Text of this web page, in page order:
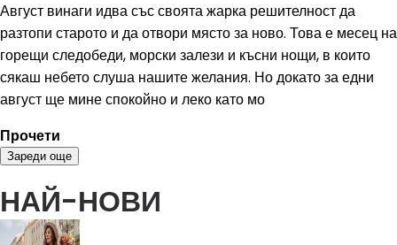
Август винаги идва със своята жарка решителност да
разтопи старото и да отвори място за ново. Това е месец на
горещи следобеди, морски залези и късни нощи, в които
сякаш небето слуша нашите желания. Но докато за едни
август ще мине спокойно и леко като мо
Прочети
Зареди още
НАЙ-НОВИ